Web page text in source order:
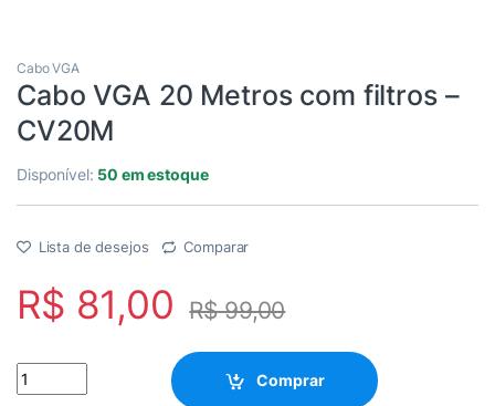
Cabo VGA
Cabo VGA 20 Metros com filtros –
CV20M
Disponível: 50 em estoque
Lista de desejos Comparar
R$ 81,00 R$99,00
Cabo VGA 20 Metros com filtros - CV20M quantity
Comprar